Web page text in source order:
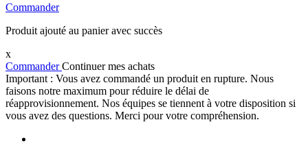
Commander
Produit ajouté au panier avec succès
x
CommanderContinuer mes achats
Important : Vous avez commandé un produit en rupture. Nous
faisons notre maximum pour réduire le délai de
réapprovisionnement. Nos équipes se tiennent à votre disposition si
vous avez des questions. Merci pour votre compréhension.